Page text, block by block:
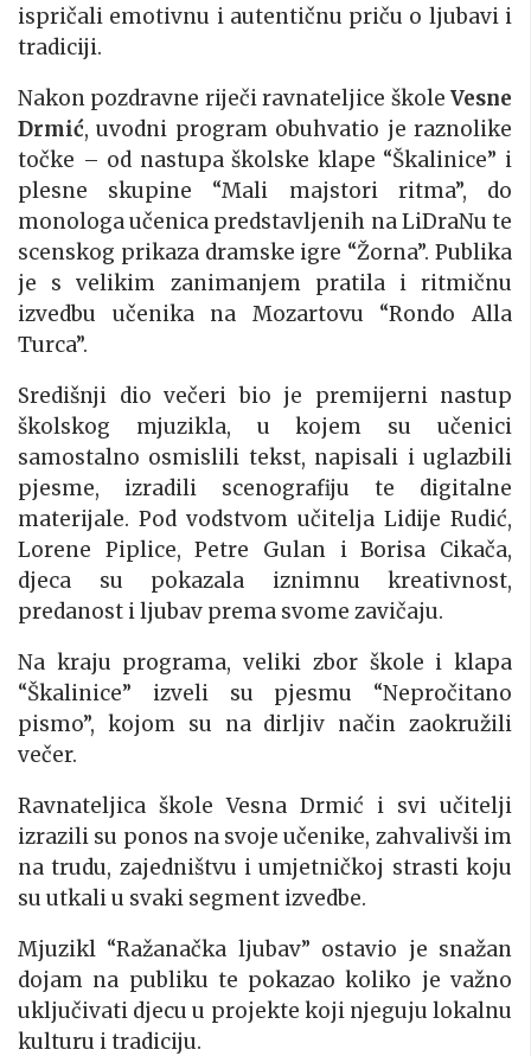
ispričali emotivnu i autentičnu priču o ljubavi i
tradiciji.
Nakon pozdravne riječi ravnateljice škole Vesne
Drmić, uvodni program obuhvatio je raznolike
točke – od nastupa školske klape “Škalinice” i
plesne skupine “Mali majstori ritma”, do
monologa učenica predstavljenih na LiDraNu te
scenskog prikaza dramske igre “Žorna”. Publika
je s velikim zanimanjem pratila i ritmičnu
izvedbu učenika na Mozartovu “Rondo Alla
Turca”.
Središnji dio večeri bio je premijerni nastup
školskog mjuzikla, u kojem su učenici
samostalno osmislili tekst, napisali i uglazbili
pjesme, izradili scenografiju te digitalne
materijale. Pod vodstvom učitelja Lidije Rudić,
Lorene Piplice, Petre Gulan i Borisa Cikača,
djeca su pokazala iznimnu kreativnost,
predanost i ljubav prema svome zavičaju.
Na kraju programa, veliki zbor škole i klapa
“Škalinice” izveli su pjesmu “Nepročitano
pismo”, kojom su na dirljiv način zaokružili
večer.
Ravnateljica škole Vesna Drmić i svi učitelji
izrazili su ponos na svoje učenike, zahvalivši im
na trudu, zajedništvu i umjetničkoj strasti koju
su utkali u svaki segment izvedbe.
Mjuzikl “Ražanačka ljubav” ostavio je snažan
dojam na publiku te pokazao koliko je važno
uključivati djecu u projekte koji njeguju lokalnu
kulturu i tradiciju.